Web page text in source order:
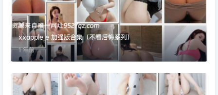
xxapple_e 加强版合集（不看后悔系列）
1 年前